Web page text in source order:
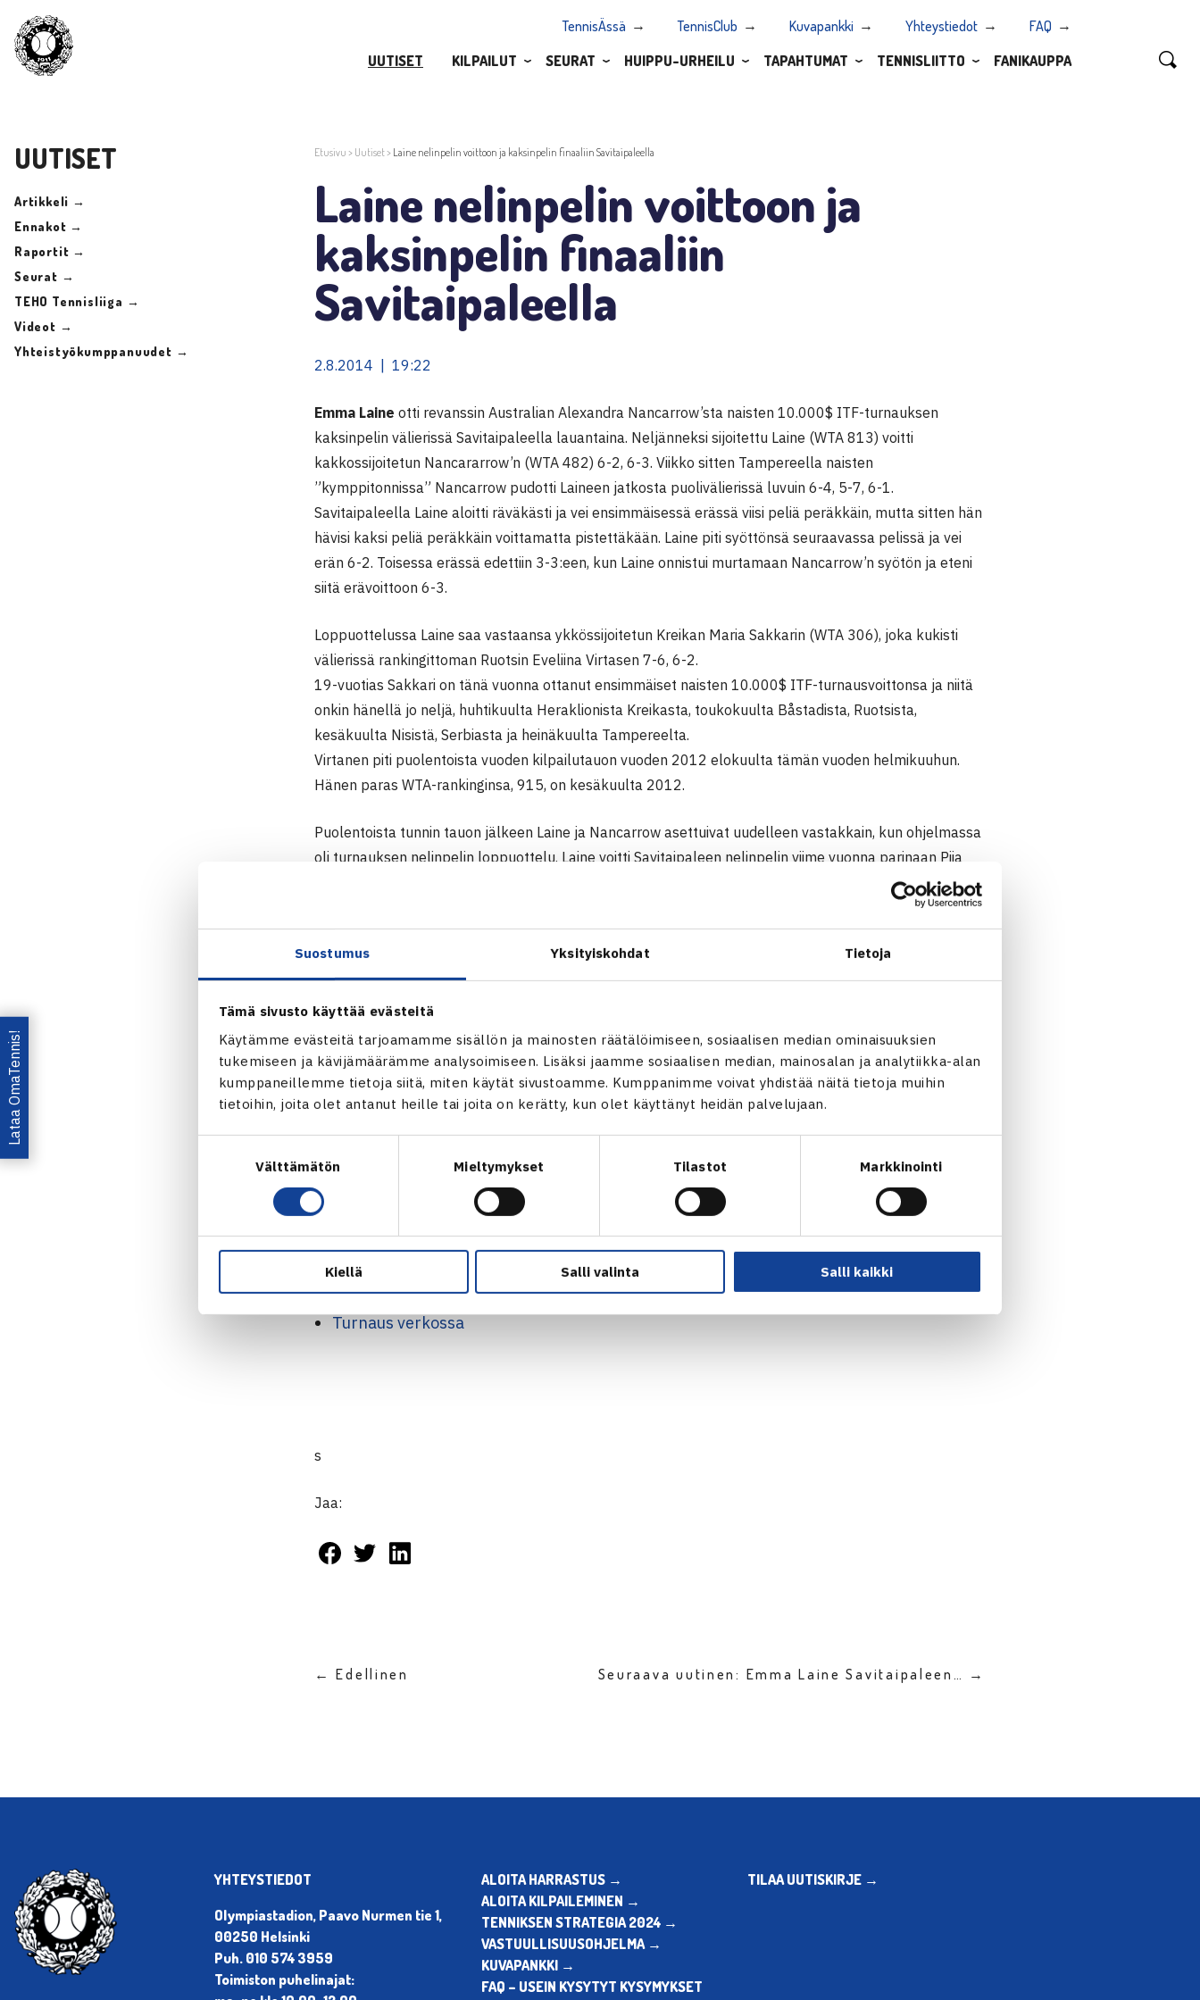
Suostumus Yksityiskohdat Tietoja
Tämä sivusto käyttää evästeitä
Käytämme evästeitä tarjoamamme sisällön ja mainosten räätälöimiseen, sosiaalisen median ominaisuuksien
tukemiseen ja kävijämäärämme analysoimiseen. Lisäksi jaamme sosiaalisen median, mainosalan ja analytiikka-alan
kumppaneillemme tietoja siitä, miten käytät sivustoamme. Kumppanimme voivat yhdistää näitä tietoja muihin
tietoihin, joita olet antanut heille tai joita on kerätty, kun olet käyttänyt heidän palvelujaan.
Välttämätön Mieltymykset Tilastot Markkinointi
Kiellä Salli valinta Salli kaikki
TennisÄssä TennisClub Kuvapankki Yhteystiedot
FAQ
UUTISET
KILPAILUT SEURAT HUIPPU-URHEILU TAPAHTUMAT TENNISLIITTO FANIKAUPPA
UUTISET
Artikkeli →
Ennakot →
Raportit →
Seurat →
TEHO Tennisliiga →
Videot →
Yhteistyökumppanuudet →
Etusivu > Uutiset> Laine nelinpelin voittoon ja kaksinpelin finaaliin Savitaipaleella
Laine nelinpelin voittoon ja
kaksinpelin finaaliin
Savitaipaleella
2.8.2014 | 19:22
Emma Laine otti revanssin Australian Alexandra Nancarrow’sta naisten 10.000$ ITF-turnauksen
kaksinpelin välierissä Savitaipaleella lauantaina. Neljänneksi sijoitettu Laine (WTA 813) voitti
kakkossijoitetun Nancararrow’n (WTA 482) 6-2, 6-3. Viikko sitten Tampereella naisten
”kymppitonnissa” Nancarrow pudotti Laineen jatkosta puolivälierissä luvuin 6-4, 5-7, 6-1.
Savitaipaleella Laine aloitti räväkästi ja vei ensimmäisessä erässä viisi peliä peräkkäin, mutta sitten hän
hävisi kaksi peliä peräkkäin voittamatta pistettäkään. Laine piti syöttönsä seuraavassa pelissä ja vei
erän 6-2. Toisessa erässä edettiin 3-3:een, kun Laine onnistui murtamaan Nancarrow’n syötön ja eteni
siitä erävoittoon 6-3.
Loppuottelussa Laine saa vastaansa ykkössijoitetun Kreikan Maria Sakkarin (WTA 306), joka kukisti
välierissä rankingittoman Ruotsin Eveliina Virtasen 7-6, 6-2.
19-vuotias Sakkari on tänä vuonna ottanut ensimmäiset naisten 10.000$ ITF-turnausvoittonsa ja niitä
onkin hänellä jo neljä, huhtikuulta Heraklionista Kreikasta, toukokuulta Båstadista, Ruotsista,
kesäkuulta Nisistä, Serbiasta ja heinäkuulta Tampereelta.
Virtanen piti puolentoista vuoden kilpailutauon vuoden 2012 elokuulta tämän vuoden helmikuuhun.
Hänen paras WTA-rankinginsa, 915, on kesäkuulta 2012.
Puolentoista tunnin tauon jälkeen Laine ja Nancarrow asettuivat uudelleen vastakkain, kun ohjelmassa
oli turnauksen nelinpelin loppuottelu. Laine voitti Savitaipaleen nelinpelin viime vuonna parinaan Piia
Suomalainen. Nyt Laine tavoitteli turnausvoittoa yhdessä Ukrainan Diana Bogoliyn kanssa, Nancarrow
Laineella ja Bogoliylla jo kolme ottelupalloa 6-4, 5-4 johtoasemassa vastustajan syötössä, mutta niitä
pari ei onnistunut hyödyntämään. Edettiin syötönmurroin 6-6:een ja siinä Bogoliy ja Laine onnistuivat
mainiosti vieden sen nimiinsä 7-2.
Naisten 10.0004 ITF-turnaus
Kaksinpeli
Välierät
Loppuottelu
Turnaus verkossa
s
Jaa:
← Edellinen Seuraava uutinen: Emma Laine Savitaipaleen… →
Lataa OmaTennis!
YHTEYSTIEDOT
Olympiastadion, Paavo Nurmen tie 1,
00250 Helsinki
Puh. 010 574 3959
Toimiston puhelinajat:
ALOITA HARRASTUS →
ALOITA KILPAILEMINEN →
TENNIKSEN STRATEGIA 2024 →
VASTUULLISUUSOHJELMA →
KUVAPANKKI →
FAQ – USEIN KYSYTYT KYSYMYKSET
TILAA UUTISKIRJE →